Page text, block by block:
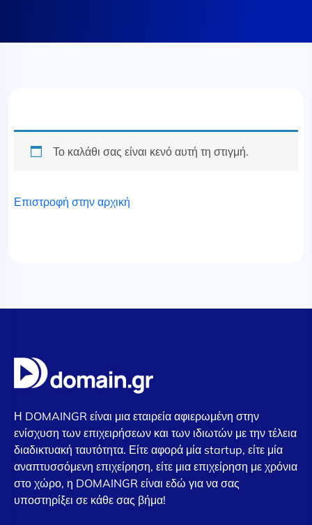
Το καλάθι σας είναι κενό αυτή τη στιγμή.
Επιστροφή στην αρχική
Η DOMAINGR είναι μια εταιρεία αφιερωμένη στην
ενίσχυση των επιχειρήσεων και των ιδιωτών με την τέλεια
διαδικτυακή ταυτότητα. Είτε αφορά μία startup, είτε μία
αναπτυσσόμενη επιχείρηση, είτε μια επιχείρηση με χρόνια
στο χώρο, η DOMAINGR είναι εδώ για να σας
υποστηρίξει σε κάθε σας βήμα!